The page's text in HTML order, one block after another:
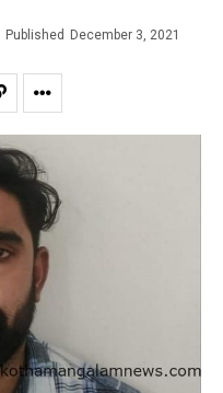
Published December 3, 2021